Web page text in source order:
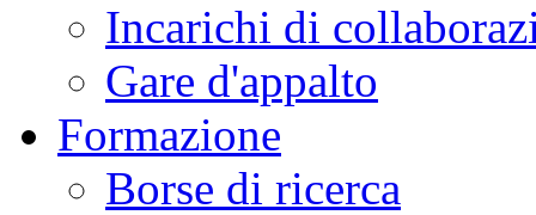
Incarichi di
Gare d'appalto
Formazione
Borse di ricerca